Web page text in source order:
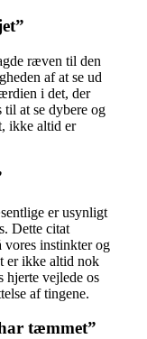
ræven til den
af at se ud
i det, der
til at se dybere og
ikke altid er
er usynligt
Dette citat
vores instinkter og
er ikke altid nok
hjerte vejlede os
af tingene.
tæmmet”